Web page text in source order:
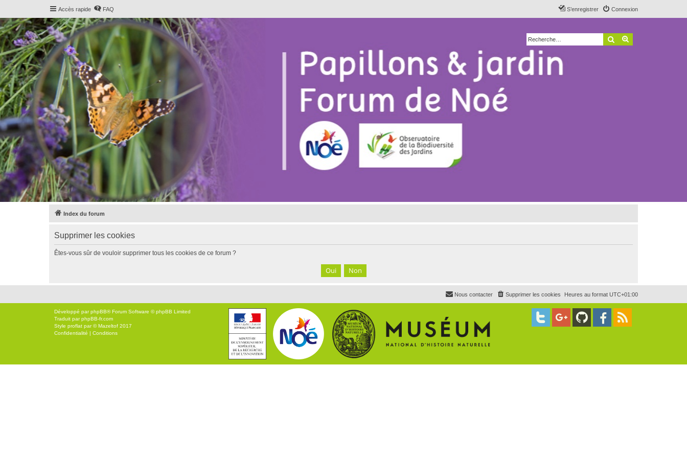
Accès rapide FAQ Connexion
S’enregistrer
Rechercher
Index du forum
Supprimer les cookies
Êtes-vous sûr de vouloir supprimer tous les cookies de ce forum ?
Heures au format UTC+01:00
Supprimer les cookies
Nous contacter
Développé parphpBB® Forum Software © phpBB Limited
Traduit parphpBB-fr.com
Style proflat par ©Mazeltof 2017
Confidentialité | Conditions